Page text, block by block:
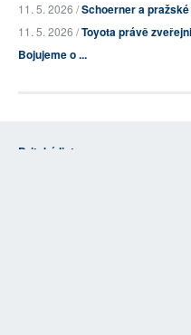
11. 5. 2026 /Schoerner a
11. 5. 2026 /Toyota právě
Bojujeme o ...
Britské listy